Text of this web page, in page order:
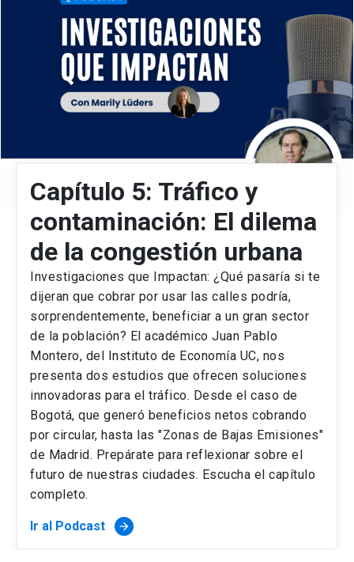
Capítulo 5: Tráfico y
contaminación: El dilema
de la congestión urbana
Investigaciones que Impactan: ¿Qué pasaría si te
dijeran que cobrar por usar las calles podría,
sorprendentemente, beneficiar a un gran sector
de la población? El académico Juan Pablo
Montero, del Instituto de Economía UC, nos
presenta dos estudios que ofrecen soluciones
innovadoras para el tráfico. Desde el caso de
Bogotá, que generó beneficios netos cobrando
por circular, hasta las "Zonas de Bajas Emisiones"
de Madrid. Prepárate para reflexionar sobre el
futuro de nuestras ciudades. Escucha el capítulo
completo.
Ir al Podcast arrow_forward